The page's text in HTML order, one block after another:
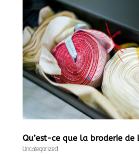
Qu’est-ce que la broderie de
Uncategorized